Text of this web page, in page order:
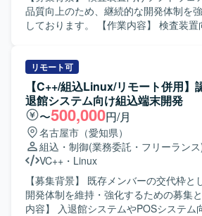
Audio処理などの知識を身に付ける機会があ
環境】 C/C++、Visual Studio、GitHub
品質向上のため、継続的な開発体制を
しております。 【作業内容】 検査装置向けソフトウェアの
ラなどハードウェアとの連携や制御を
めていただきます。 【求める人物像】 主体的に課題を発見
し行動できる方、周囲と円滑にコミュニ
ながら開発を進められる方を求めております。 【
ンの魅力】 検査装置という専門性の高
スキルやマルチスレッドプログラミン
技術などを実務を通じて習得・強化し
流工程から一貫して関わることで、ソフ
造理解も深めていただけます。 【開発環境】 C++および
Visual Studioを用いた組込ソフトウェア
なります。Linux環境での開発やテスト
リモート可
【C++/組込Linux/リモート併用】
退館システム向け組込端末開発
〜500,000円/月
名古屋市（愛知県）
組込・制御(業務委託・フリーラン
VC++ ・ Linux
【募集背景】 既存メンバーの交代枠
開発体制を維持・強化するための募集となり
内容】 入退館システムやPOSシステム